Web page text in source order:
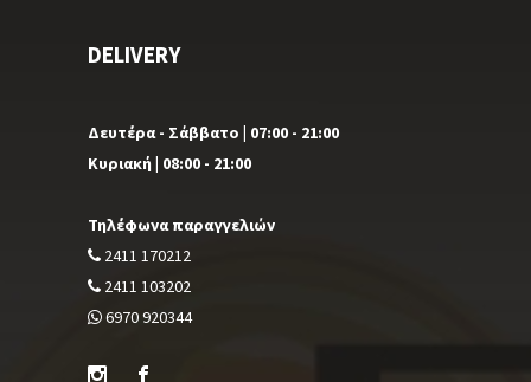
DELIVERY
Δευτέρα - Σάββατο | 07:00 - 21:00
Κυριακή | 08:00 - 21:00
Τηλέφωνα παραγγελιών
2411 170212
2411 103202
6970 920344